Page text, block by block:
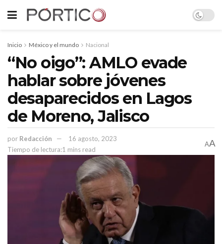
Inicio México y el mundo Nacional
“No oigo”: AMLO evade
hablar sobre jóvenes
desaparecidos en Lagos
de Moreno, Jalisco
por Redacción
16 agosto, 2023
Tiempo de lectura:1 mins read
AA